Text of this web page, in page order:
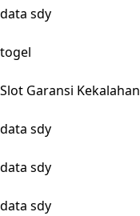
data sdy
togel
Slot Garansi Kekalahan
data sdy
data sdy
data sdy